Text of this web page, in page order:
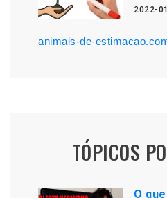
2022-
animais-de-
TÓPICOS
O